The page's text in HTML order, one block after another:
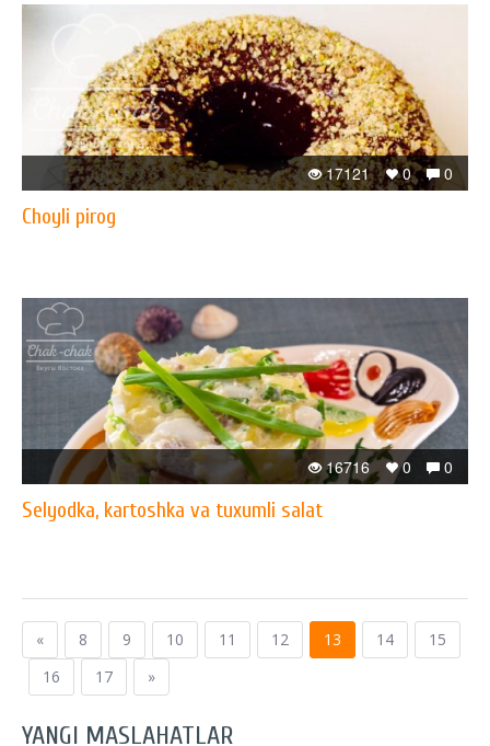
0
0
17121
Choyli pirog
0
0
16716
Selyodka, kartoshka va tuxumli salat
« 8 9 10 11 12 13 14
15
16
17 »
YANGI MASLAHATLAR